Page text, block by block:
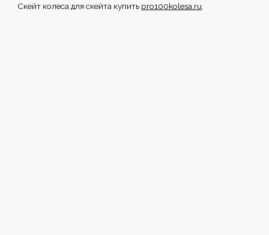
Скейт колеса для скейта купить pro100kolesa.ru